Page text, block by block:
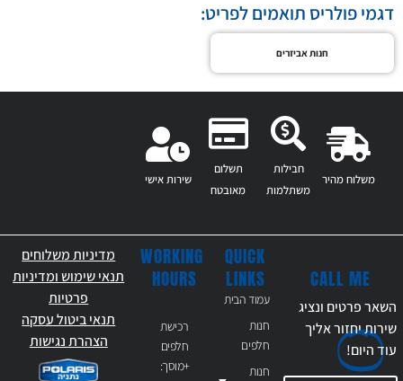
דגמי פולריס תואמים לפריט:
חנות אביזרים
משלוח מהיר
חבילות
משתלמות
תשלום
מאובטח
שירות אישי
QUICK
LINKS
עמוד הבית
חנות
חלפים
חנות
WORKING
HOURS
רכישת
חלפים
+מוסך:
CALL ME
השאר פרטים ונציג
שירות יחזור אליך
עודהיום!
מדיניות משלוחים
תנאי שימוש ומדיניות
פרטיות
תנאי ביטול עסקה
הצהרת נגישות